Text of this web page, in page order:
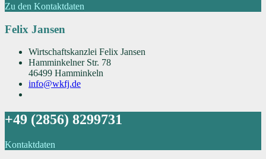
Zu den Kontaktdaten
Felix Jansen
Wirtschaftskanzlei Felix Jansen
Hamminkelner Str. 78
46499 Hamminkeln
info@wkfj.de
+49 (2856) 8299731
Kontaktdaten